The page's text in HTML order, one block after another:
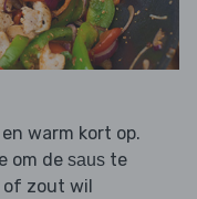
en warm kort op.
om de saus te
zout wil